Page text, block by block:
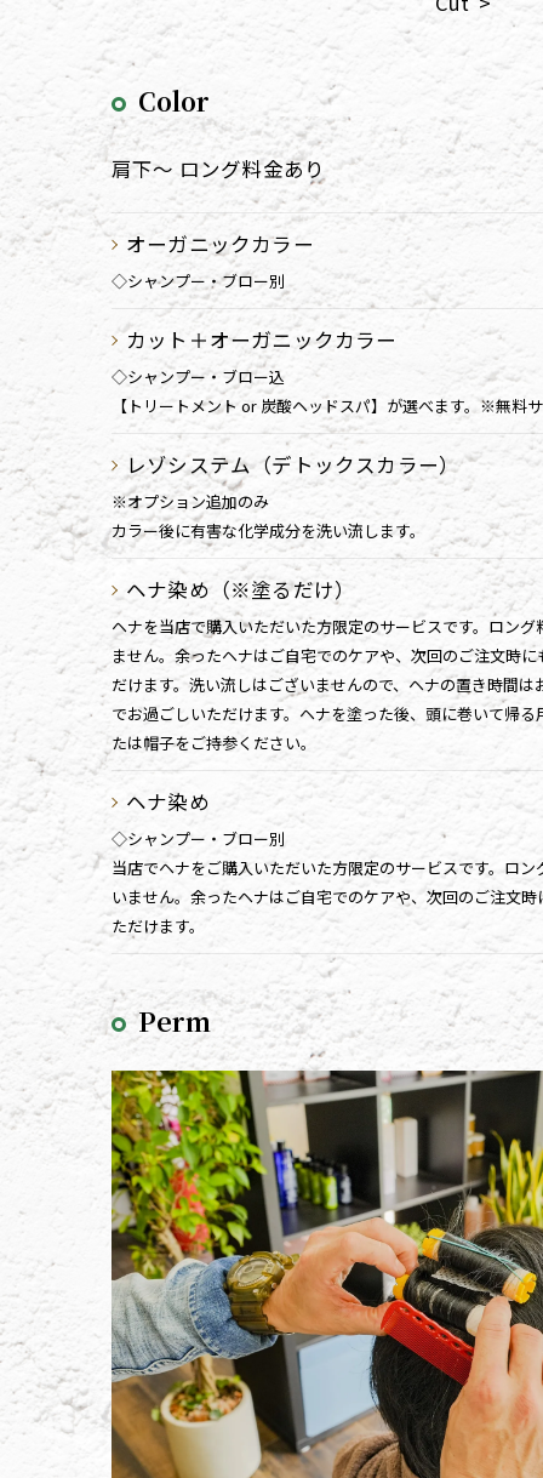
Color
肩下～ ロング料金あり
オーガニックカラー
◇シャンプー・ブロー別
カット＋オーガニックカラー
◇シャンプー・ブロー込
【トリートメント or 炭酸ヘッドスパ】が選べます。※無料
レゾシステム（デトックスカラー）
※オプション追加のみ
カラー後に有害な化学成分を洗い流します。
ヘナ染め（※塗るだけ）
ヘナを当店で購入いただいた方限定のサービスです。ロング
ません。余ったヘナはご自宅でのケアや、次回のご注文時
だけます。洗い流しはございませんので、ヘナの置き時間は
でお過ごしいただけます。ヘナを塗った後、頭に巻いて帰る
たは帽子をご持参ください。
ヘナ染め
◇シャンプー・ブロー別
当店でヘナをご購入いただいた方限定のサービスです。ロン
いません。余ったヘナはご自宅でのケアや、次回のご注文時
ただけます。
Perm